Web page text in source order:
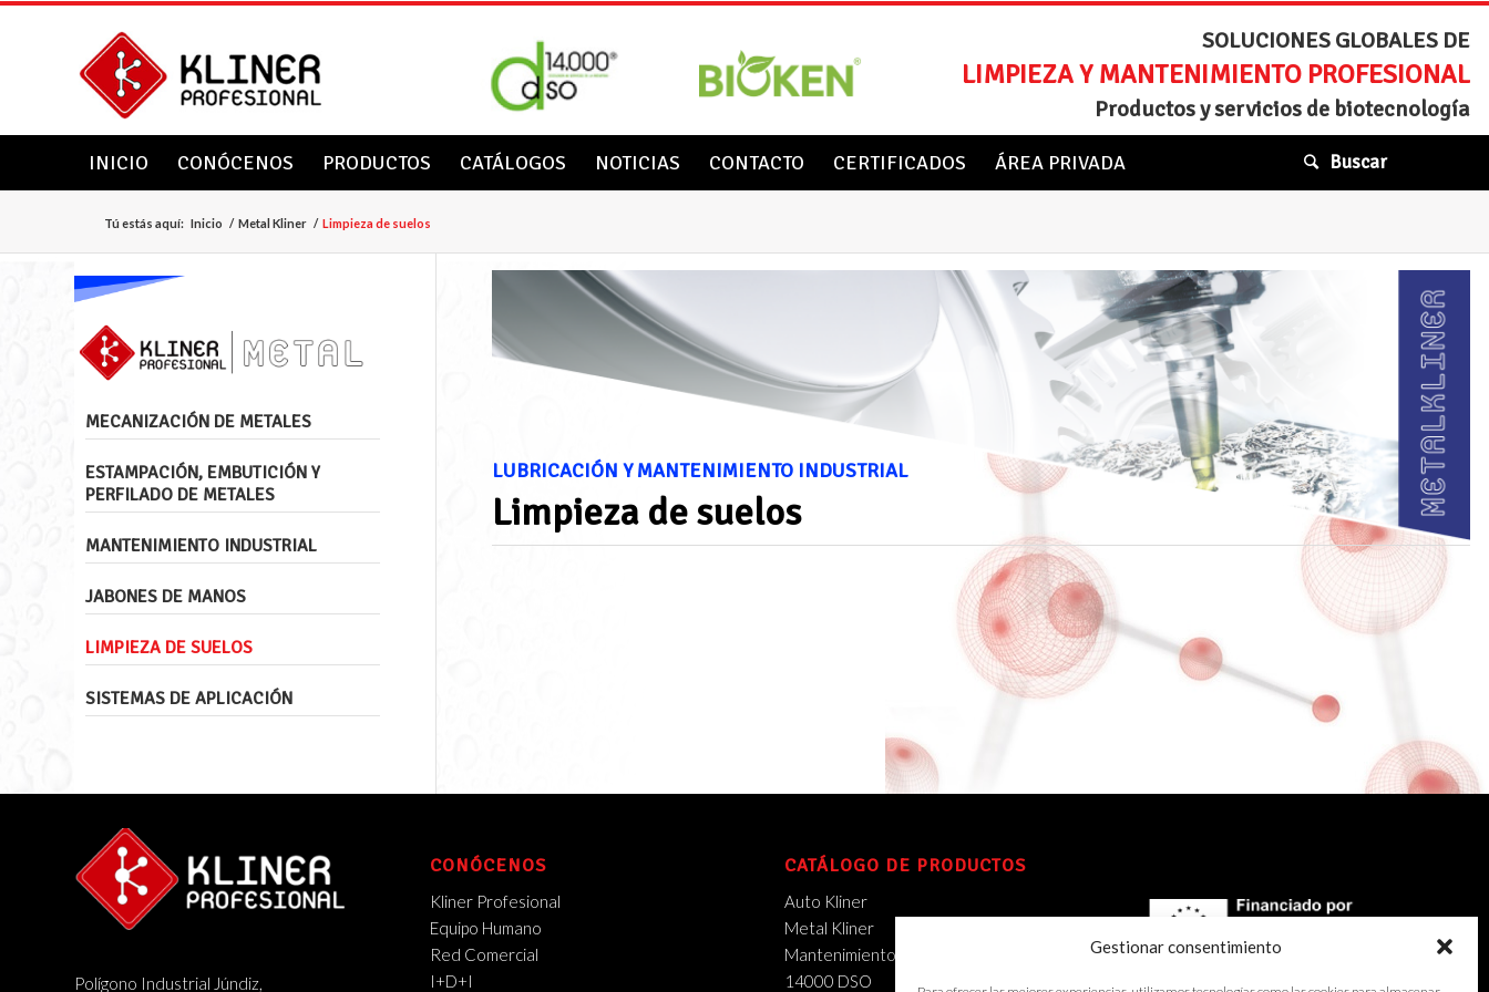
Gestionar consentimiento
SOLUCIONES GLOBALES DE
LIMPIEZA Y MANTENIMIENTO PROFESIONAL
Productos y servicios de biotecnología
INICIO CONÓCENOS PRODUCTOS CATÁLOGOS NOTICIAS CONTACTO CERTIFICADOS ÁREA PRIVADA Buscar
Tú estás aquí: Inicio / Metal Kliner / Limpieza de suelos
LUBRICACIÓN Y MANTENIMIENTO INDUSTRIAL
Limpieza de suelos
MECANIZACIÓN DE METALES
ESTAMPACIÓN, EMBUTICIÓN Y
PERFILADO DE METALES
MANTENIMIENTO INDUSTRIAL
JABONES DE MANOS
LIMPIEZA DE SUELOS
SISTEMAS DE APLICACIÓN
Polígono Industrial Júndiz,
CONÓCENOS
Kliner Profesional
Equipo Humano
Red Comercial
I+D+I
CATÁLOGO DE PRODUCTOS
Auto Kliner
Metal Kliner
Mantenimiento Industrial
14000 DSO